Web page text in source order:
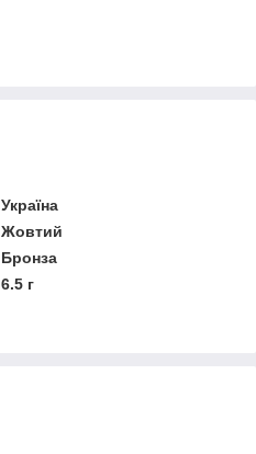
Україна
Жовтий
Бронза
6.5 г